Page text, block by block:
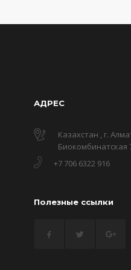
АДРЕС
Казахстан , г.
Биокомбинатская
+7 706 6322 916
Полезные ссылки